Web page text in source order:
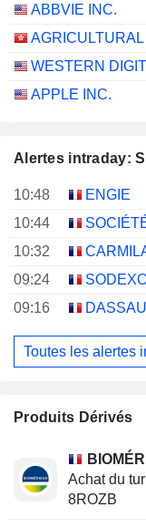
ABBVIE INC.
APPLE INC.
Alertes intraday:
10:48 ENGIE
10:44
10:32
09:24
09:16
Toutes les alertes
Produits Dérivés
Achat du
8ROZB